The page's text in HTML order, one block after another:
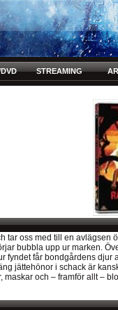
STREAMING
tar oss med till en avlägsen
bubbla upp ur marken.
fyndet får bondgårdens djur
jättehönor i schack är
och – framför allt –